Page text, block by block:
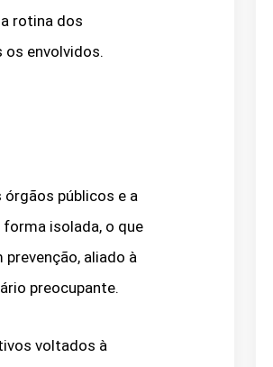
rotina dos
envolvidos.
públicos e a
isolada, o que
aliado à
preocupante.
voltados à